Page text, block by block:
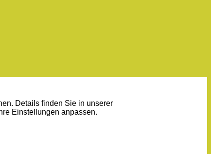
Details finden Sie in unserer
Einstellungen anpassen.